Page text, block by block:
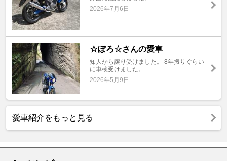
2026年7月6日
☆ぽろ☆さんの愛車
知人から譲り受けました。 8年振りぐらい
に車検受けました。 ...
2026年5月9日
愛車紹介をもっと見る